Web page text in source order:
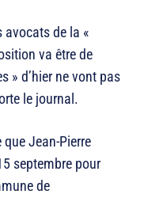
avocats de la «
va être de
» d’hier ne vont pas
le journal.
Jean-Pierre
septembre pour
de